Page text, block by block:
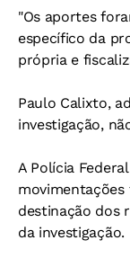
"Os aportes
específico da
própria e
Paulo Calixto,
investigação,
A Polícia
movimentações
destinação dos
da investigação.